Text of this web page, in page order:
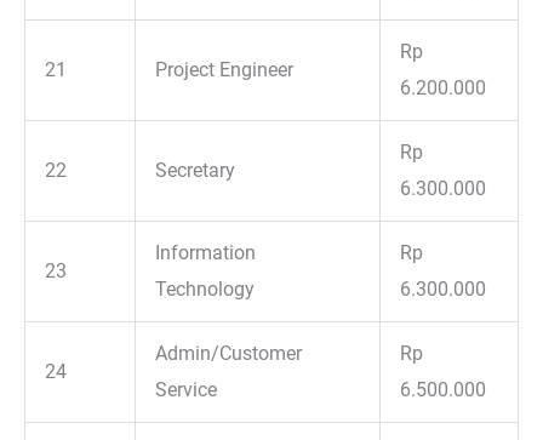
21 Project Engineer
Rp
6.200.000
22 Secretary
Rp
6.300.000
23
Information
Technology
Rp
6.300.000
24
Admin/Customer
Service
Rp
6.500.000